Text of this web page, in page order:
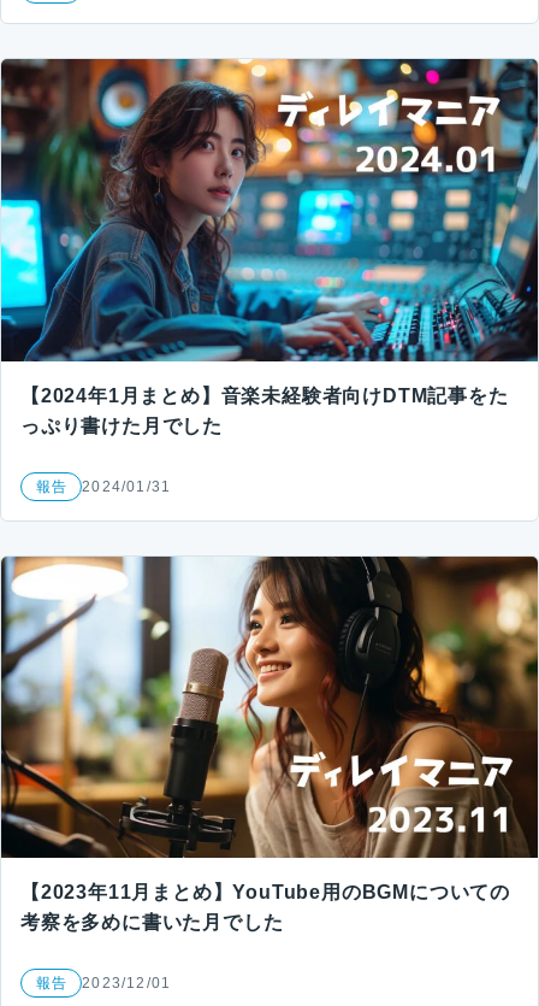
【2024年1月まとめ】音楽未経験者向けDTM記事をた
っぷり書けた月でした
報告 2024/01/31
【2023年11月まとめ】YouTube用のBGMについての
考察を多めに書いた月でした
報告 2023/12/01